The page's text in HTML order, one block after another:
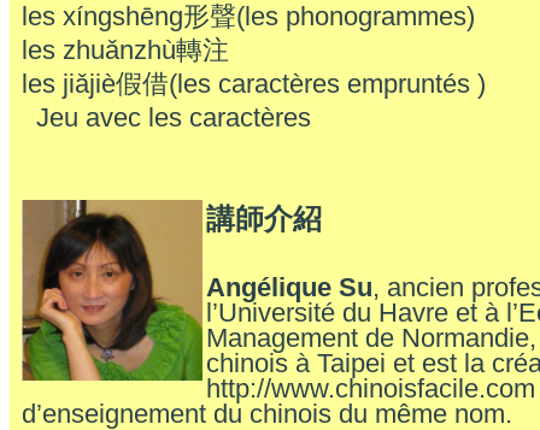
les xíngshēng形聲(les phonogrammes)
les zhuǎnzhù轉注
les jiǎjiè假借(les caractères empruntés )
Jeu avec les caractères
講師介紹
Angélique Su, ancien
l’Université du Havre et à
Management de
chinois à Taipei et est la
http://
d’enseignement du chinois du même nom.